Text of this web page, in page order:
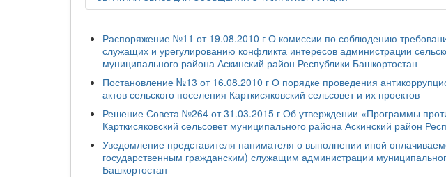
Распоряжение №11 от 19.08.2010 г О комиссии по соблюдению
служащих и урегулированию конфликта интересов администрации
муниципального района Аскинский район Республики Башкортостан
Постановление №13 от 16.08.2010 г О порядке проведения
актов сельского поселения Карткисяковский сельсовет и их проектов
Решение Совета №264 от 31.03.2015 г Об утверждении «Программы
Карткисяковский сельсовет муниципального района Аскинский район
Уведомление представителя нанимателя о выполнении иной
государственным гражданским) служащим администрации
Башкортостан